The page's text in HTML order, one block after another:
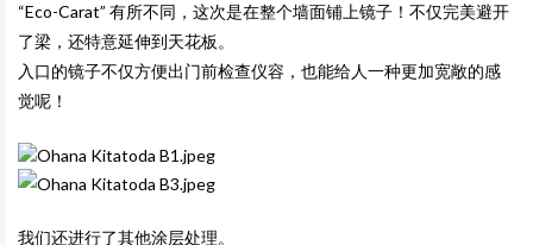
“Eco-Carat” 有所不同，这次是在整个墙面铺上镜子！不仅完美避开
了梁，还特意延伸到天花板。
入口的镜子不仅方便出门前检查仪容，也能给人一种更加宽敞的感
觉呢！
我们还进行了其他涂层处理。